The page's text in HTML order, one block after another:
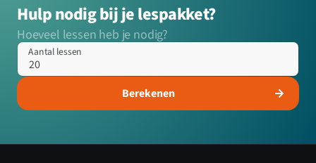
Hulp nodig bij je lespakket?
Hoeveel lessen heb je nodig?
Aantal lessen
Berekenen